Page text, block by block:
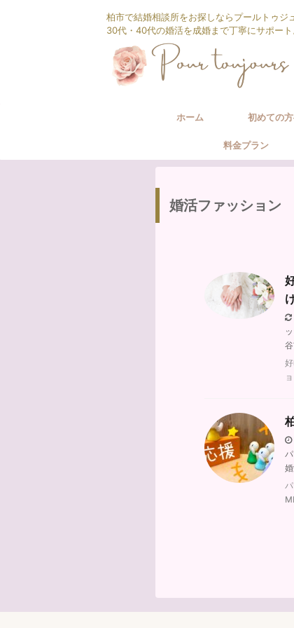
柏市で結婚相談所をお探しならプールトゥジ
30代・40代の婚活を成婚まで丁寧にサポート
ホーム 初めての
相談所の
料金プラン
婚活ファッション